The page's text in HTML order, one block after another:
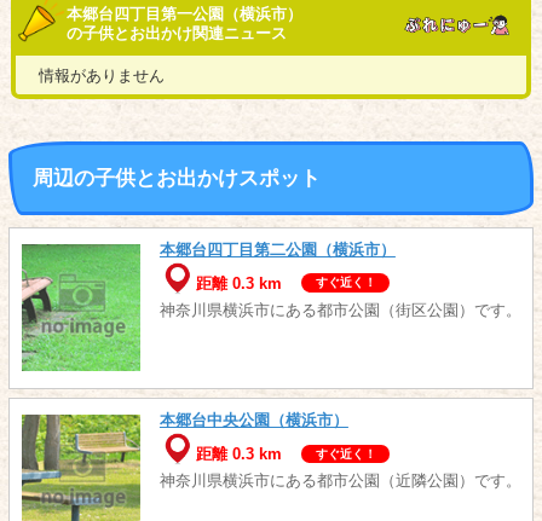
本郷台四丁目第一公園（横浜市）
の子供とお出かけ関連ニュース
情報がありません
周辺の子供とお出かけスポット
本郷台四丁目第二公園（横浜市）
距離 0.3 km
すぐ近く！
神奈川県横浜市にある都市公園（街区公園）です。
本郷台中央公園（横浜市）
距離 0.3 km
すぐ近く！
神奈川県横浜市にある都市公園（近隣公園）です。